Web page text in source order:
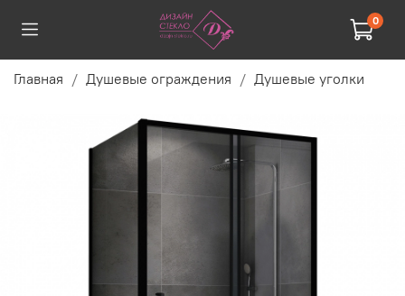
0
Главная Душевые ограждения Душевые уголки